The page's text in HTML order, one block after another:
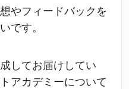
やフィードバックを
です。
してお届けしてい
アカデミーについて